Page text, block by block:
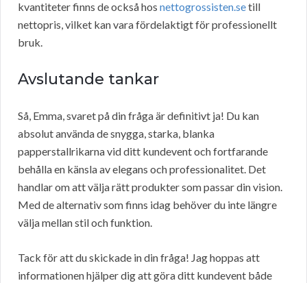
kvantiteter finns de också hos nettogrossisten.setill
nettopris, vilket kan vara fördelaktigt för professionellt
bruk.
Avslutande tankar
Så, Emma, svaret på din fråga är definitivt ja! Du kan
absolut använda de snygga, starka, blanka
papperstallrikarna vid ditt kundevent och fortfarande
behålla en känsla av elegans och professionalitet. Det
handlar om att välja rätt produkter som passar din vision.
Med de alternativ som finns idag behöver du inte längre
välja mellan stil och funktion.
Tack för att du skickade in din fråga! Jag hoppas att
informationen hjälper dig att göra ditt kundevent både